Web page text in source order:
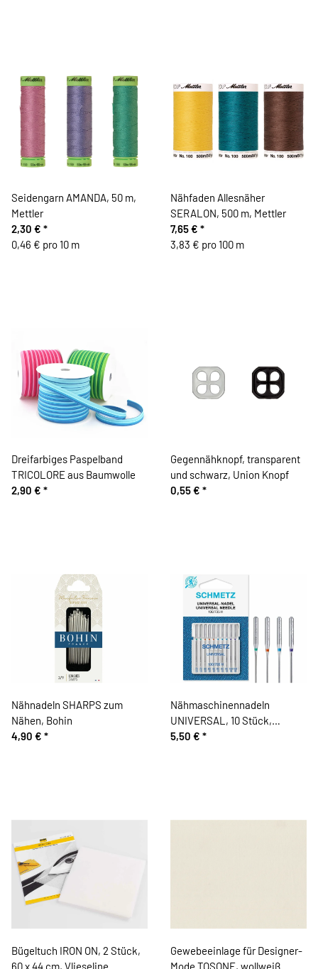
Seidengarn AMANDA, 50 m,
Mettler
2,30 € *
0,46 € pro 10 m
Nähfaden Allesnäher
SERALON, 500 m, Mettler
7,65 € *
3,83 € pro 100 m
Dreifarbiges Paspelband
TRICOLORE aus Baumwolle
2,90 € *
Gegennähknopf, transparent
und schwarz, Union Knopf
0,55 € *
Nähnadeln SHARPS zum
Nähen, Bohin
4,90 € *
Nähmaschinennadeln
UNIVERSAL, 10 Stück,
Schmetz
5,50 € *
Bügeltuch IRON ON, 2 Stück,
60 x 44 cm, Vlieseline
Gewebeeinlage für Designer-
Mode TOSONE, wollweiß